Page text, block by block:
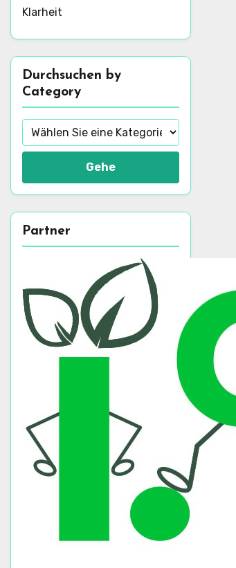
Klarheit
Durchsuchen by
Category
Gehe
Partner